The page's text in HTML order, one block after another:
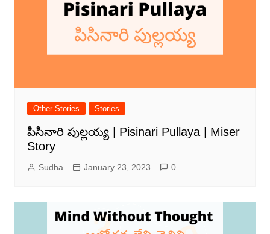
Other Stories Stories
పిసినారి పుల్లయ్య | Pisinari Pullaya | Miser
Story
Sudha January 23, 2023 0